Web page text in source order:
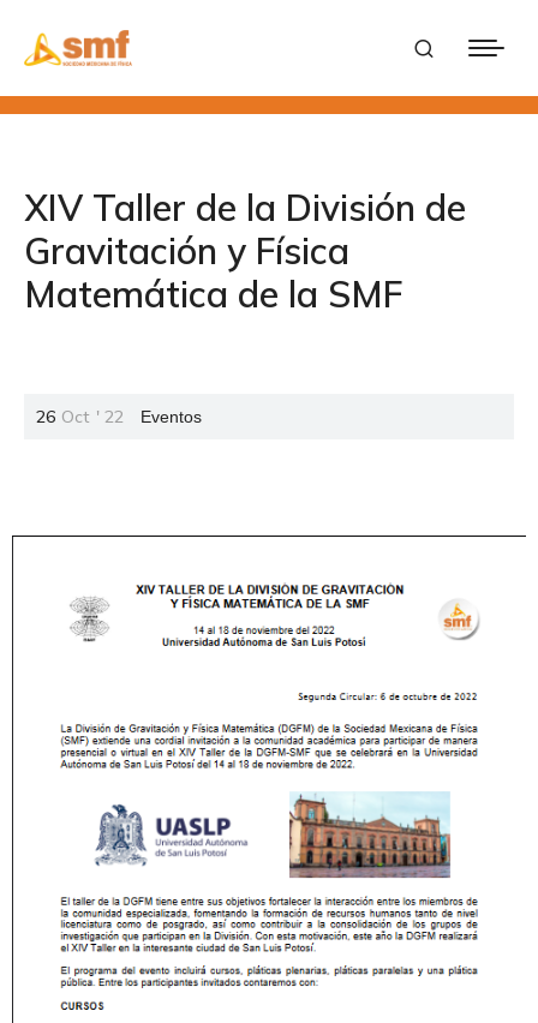
XIV Taller de la División de
Gravitación y Física
Matemática de la SMF
26 Oct ' 22 Eventos